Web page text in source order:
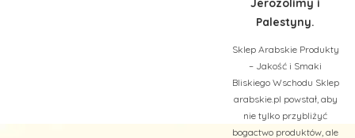
Jerozolimy i
Palestyny.
Sklep Arabskie Produkty
– Jakość i Smaki
Bliskiego Wschodu Sklep
arabskie.pl powstał, aby
nie tylko przybliżyć
bogactwo produktów, ale